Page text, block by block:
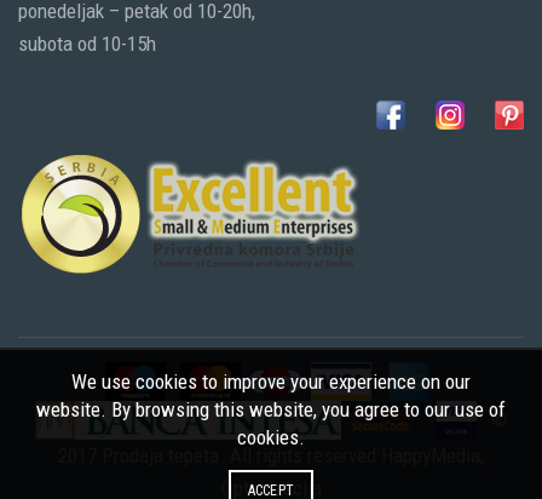
ponedeljak – petak od 10-20h,
subota od 10-15h
©
Optimizacija
We use cookies to improve your experience on our
website. By browsing this website, you agree to our use of
cookies.
ACCEPT